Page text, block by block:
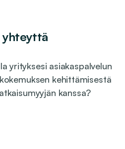
yhteyttä
yrityksesi asiakaspalvelun
kehittämisestä
kanssa?